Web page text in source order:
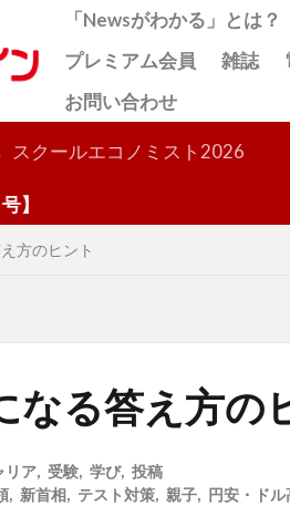
「Newsがわかる」とは？
プレミアム会員
雑誌
お問い合わせ
スクールエコノミスト2026
方のヒント
なる答え方の
リア 受験 学び, 投稿
, 新首相, テスト対策, 親子, 円安・ドル